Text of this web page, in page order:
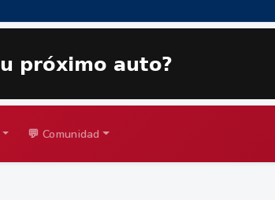
💬 Comunidad